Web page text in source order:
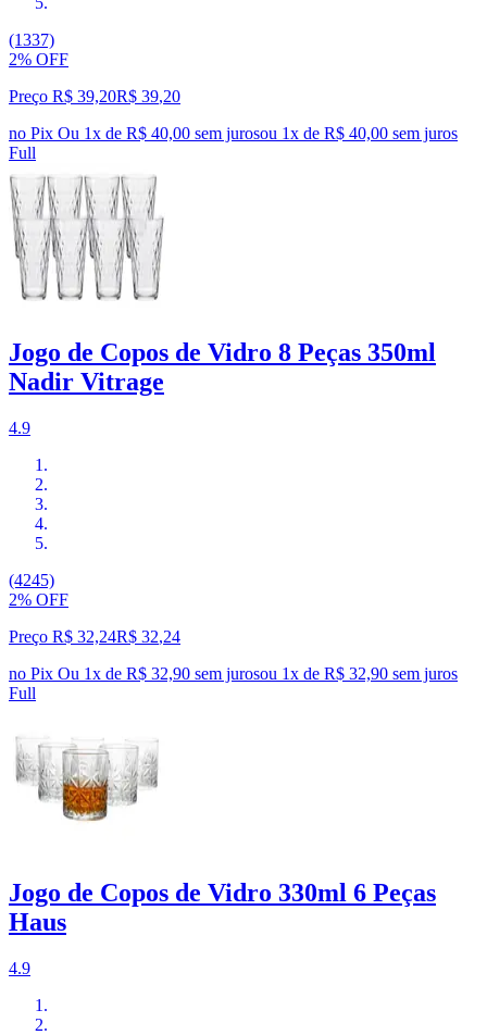
(1337)
2% OFF
Preço R$ 39,20R$ 39,20
no Pix Ou 1x de R$ 40,00 sem jurosou 1x de R$ 40,00 sem juros
Full
Jogo de Copos de Vidro 8 Peças 350ml
Nadir Vitrage
4.9
(4245)
2% OFF
Preço R$ 32,24R$ 32,24
no Pix Ou 1x de R$ 32,90 sem jurosou 1x de R$ 32,90 sem juros
Full
Jogo de Copos de Vidro 330ml 6 Peças
Haus
4.9